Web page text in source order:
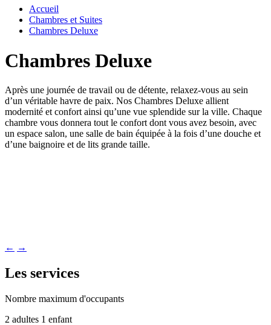
FermerAccueil
Chambres et Suites
Chambres Deluxe
Chambres Deluxe
Après une journée de travail ou de détente, relaxez-vous au sein
d’un véritable havre de paix. Nos Chambres Deluxe allient
modernité et confort ainsi qu’une vue splendide sur la ville. Chaque
chambre vous donnera tout le confort dont vous avez besoin, avec
un espace salon, une salle de bain équipée à la fois d’une douche et
d’une baignoire et de lits grande taille.
← →
Les services
Nombre maximum d'occupants
2 adultes 1 enfant